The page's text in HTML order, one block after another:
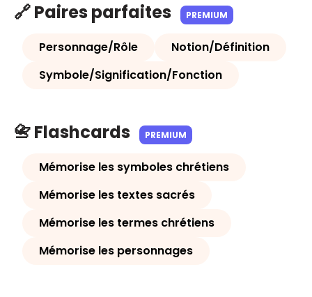
🔗 Paires parfaites PREMIUM
Personnage/Rôle
Notion/Définition
Symbole/Signification/Fonction
📇 Flashcards PREMIUM
Mémorise les symboles chrétiens
Mémorise les textes sacrés
Mémorise les termes chrétiens
Mémorise les personnages